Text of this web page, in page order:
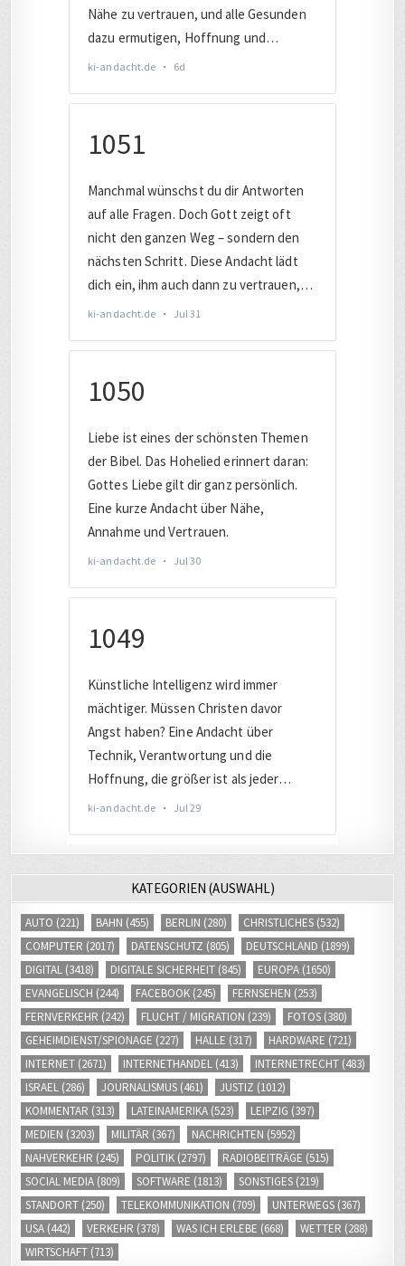
KATEGORIEN (AUSWAHL)
AUTO (221) BAHN (455) BERLIN (280) CHRISTLICHES (532)
COMPUTER (2017) DATENSCHUTZ (805) DEUTSCHLAND (1899)
DIGITAL (3418) DIGITALE SICHERHEIT (845) EUROPA (1650)
EVANGELISCH (244) FACEBOOK (245) FERNSEHEN (253)
FERNVERKEHR (242) FLUCHT / MIGRATION (239) FOTOS (380)
GEHEIMDIENST/SPIONAGE (227) HALLE (317) HARDWARE (721)
INTERNET (2671) INTERNETHANDEL (413) INTERNETRECHT (483)
ISRAEL (286) JOURNALISMUS (461) JUSTIZ (1012)
KOMMENTAR (313) LATEINAMERIKA (523) LEIPZIG (397)
MEDIEN (3203) MILITÄR (367) NACHRICHTEN (5952)
NAHVERKEHR (245) POLITIK (2797) RADIOBEITRÄGE (515)
SOCIAL MEDIA (809) SOFTWARE (1813) SONSTIGES (219)
STANDORT (250) TELEKOMMUNIKATION (709) UNTERWEGS (367)
USA (442) VERKEHR (378) WAS ICH ERLEBE (668) WETTER (288)
WIRTSCHAFT (713)